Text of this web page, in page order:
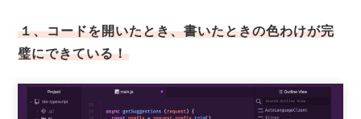
１、コードを開いたとき、書いたときの色わけが完
璧にできている！